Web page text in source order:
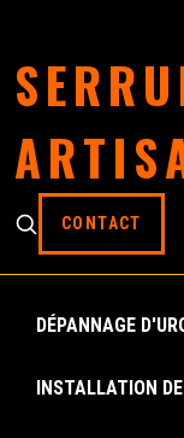
CONTACT
DÉPANNAGE
INSTALLATION DE